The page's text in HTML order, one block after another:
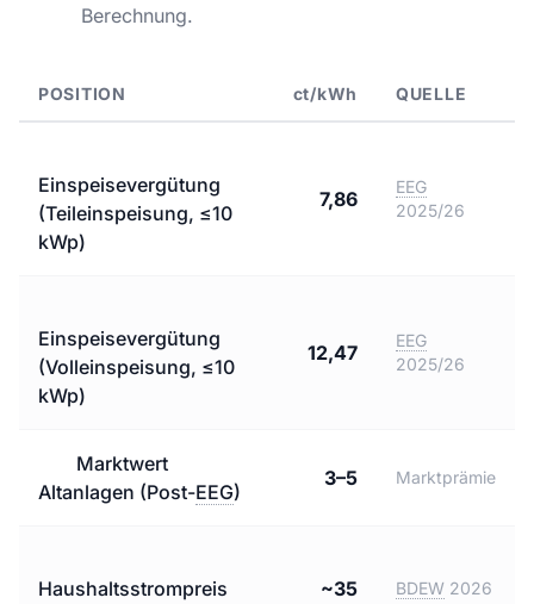
Berechnung.
POSITION ct/kWh QUELLE
Einspeisevergütung
(Teileinspeisung, ≤10
kWp)
7,86
EEG
2025/26
Einspeisevergütung
(Volleinspeisung, ≤10
kWp)
12,47
EEG
2025/26
Marktwert
Altanlagen (Post-EEG)
3–5 Marktprämie
Haushaltsstrompreis
~35 BDEW 2026